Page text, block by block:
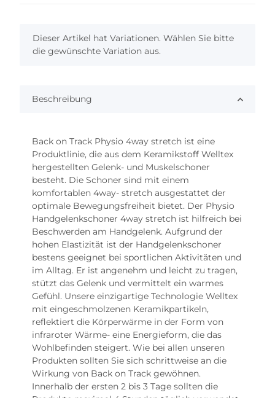
x
Dieser Artikel hat Variationen. Wählen Sie bitte
die gewünschte Variation aus.
Beschreibung
Back on Track Physio 4way stretch ist eine
Produktlinie, die aus dem Keramikstoff Welltex
hergestellten Gelenk- und Muskelschoner
besteht. Die Schoner sind mit einem
komfortablen 4way- stretch ausgestattet der
optimale Bewegungsfreiheit bietet. Der Physio
Handgelenkschoner 4way stretch ist hilfreich bei
Beschwerden am Handgelenk. Aufgrund der
hohen Elastizität ist der Handgelenkschoner
bestens geeignet bei sportlichen Aktivitäten und
im Alltag. Er ist angenehm und leicht zu tragen,
stützt das Gelenk und vermittelt ein warmes
Gefühl. Unsere einzigartige Technologie Welltex
mit eingeschmolzenen Keramikpartikeln,
reflektiert die Körperwärme in der Form von
infraroter Wärme- eine Energieform, die das
Wohlbefinden steigert. Wie bei allen unseren
Produkten sollten Sie sich schrittweise an die
Wirkung von Back on Track gewöhnen.
Innerhalb der ersten 2 bis 3 Tage sollten die